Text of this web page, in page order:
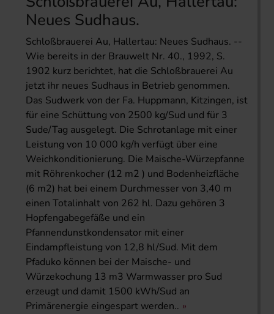
Neues Sudhaus.
Schloßbrauerei Au, Hallertau: Neues Sudhaus. --
Wie bereits in der Brauwelt Nr. 40., 1992, S.
1902 kurz berichtet, hat die Schloßbrauerei Au
jetzt ihr neues Sudhaus in Betrieb genommen.
Das Sudwerk von der Fa. Huppmann, Kitzingen, ist
für eine Schüttung von 2500 kg/Sud und für 3
Sude/Tag ausgelegt. Die Schrotanlage mit einer
Leistung von 10 000 kg/h verfügt über eine
Weichkonditionierung. Die Maische-Würzepfanne
mit Röhrenkocher (12 m2 ) und Bodenheizfläche
(6 m2) hat bei einem Durchmesser von 3,40 m
einen Totalinhalt von 262 hl. Dazu gehören 3
Hopfengabegefäße und ein
Pfannendunstkondensator mit einer
Eindampfleistung von 12,8 hl/Sud. Mit dem
Pfaduko können bei der Maische- und
Würzekochung 13 m3 Warmwasser pro Sud
erzeugt und damit 1500 kWh/Sud an
Primärenergie eingespart werden..